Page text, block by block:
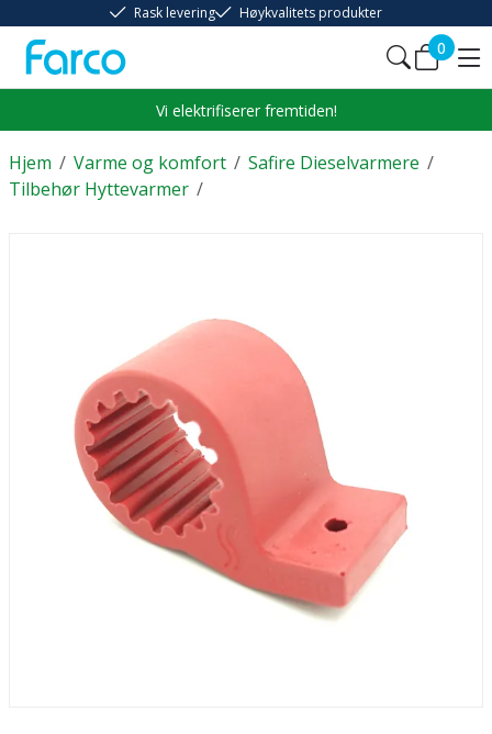
Rask levering Høykvalitets produkter
0
Vi elektrifiserer fremtiden!
/
Hjem /
Varme og komfort /
Safire Dieselvarmere
/
Tilbehør Hyttevarmer